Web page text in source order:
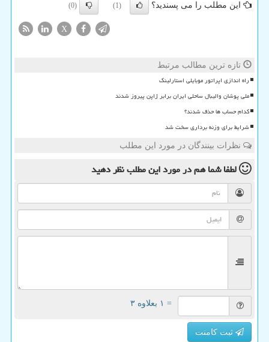
این مطلب را می پسندید؟ (1)
(0)
X
تازه ترین مطالب مرتبط
راه اندازی اپراتور موبایلی استارلینک
ملی پوشان والیبال ساحلی ایران برابر ژاپن پیروز شدند
کدام حساب ها حذف شدند؟
شرایط برای وزنه برداری سخت شد
نظرات بینندگان در مورد این مطلب
لطفا شما همدر مورد این مطلبنظر دهید
= ۱ بعلاوه ۳
ثبت کامنت